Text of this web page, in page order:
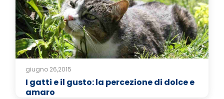
giugno 26,2015
I gatti e il gusto: la percezione di dolce e
amaro